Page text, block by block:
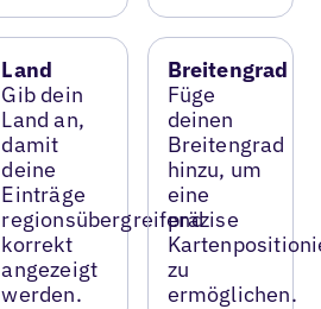
Land
Gib dein
Land an,
damit
deine
Einträge
regionsübergreifend
korrekt
angezeigt
werden.
Breitengrad
Füge
deinen
Breitengrad
hinzu, um
eine
präzise
zu
ermöglichen.